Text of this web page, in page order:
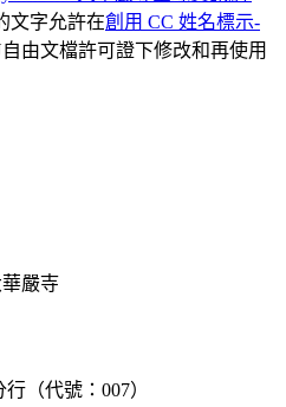
文字允許在創用 CC 姓名標示-
由文檔許可證下修改和再使用
嚴寺
（代號：007）